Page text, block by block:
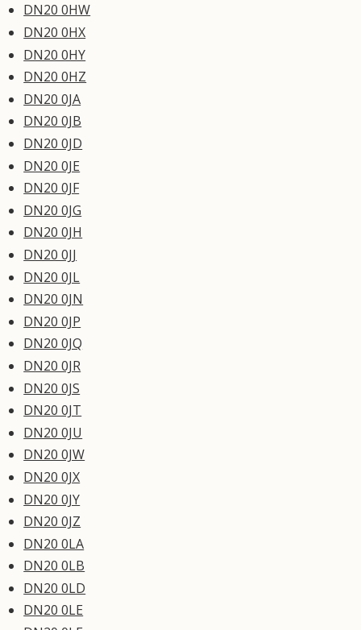
DN20 0HW
DN20 0HX
DN20 0HY
DN20 0HZ
DN20 0JA
DN20 0JB
DN20 0JD
DN20 0JE
DN20 0JF
DN20 0JG
DN20 0JH
DN20 0JJ
DN20 0JL
DN20 0JN
DN20 0JP
DN20 0JQ
DN20 0JR
DN20 0JS
DN20 0JT
DN20 0JU
DN20 0JW
DN20 0JX
DN20 0JY
DN20 0JZ
DN20 0LA
DN20 0LB
DN20 0LD
DN20 0LE